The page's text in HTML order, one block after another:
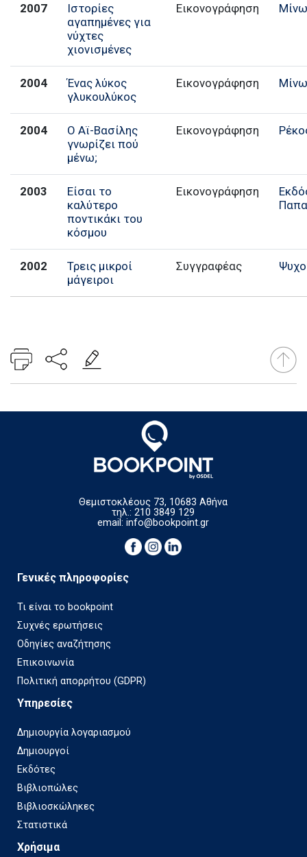
2007
Ιστορίες
αγαπημένες για
νύχτες
χιονισμένες
Εικονογράφηση
2004
Ένας λύκος
γλυκουλύκος
Εικονογράφηση
2004
Ο Αϊ-Βασίλης
γνωρίζει πού
μένω;
Εικονογράφηση
2003
Είσαι το
καλύτερο
ποντικάκι του
κόσμου
Εικονογράφηση
2002
Τρεις μικροί
μάγειροι
Συγγραφέας
Θεμιστοκλέους 73, 10683 Αθήνα
τηλ.: 210 3849 129
email:info@bookpoint.gr
Γενικές πληροφορίες
Τι είναι το bookpoint
Συχνές ερωτήσεις
Οδηγίες αναζήτησης
Επικοινωνία
Πολιτική απορρήτου (GDPR)
Υπηρεσίες
Δημιουργία λογαριασμού
Δημιουργοί
Εκδότες
Βιβλιοπώλες
Βιβλιοσκώληκες
Στατιστικά
Χρήσιμα